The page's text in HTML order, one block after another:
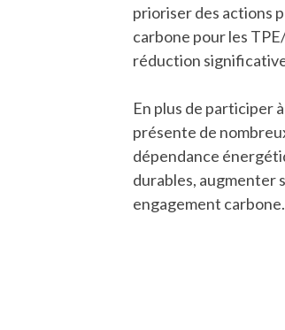
prioriser des actions
carbone pour les
réduction
En plus de participer
présente de
dépendance
durables, augmenter
engagement carbone.